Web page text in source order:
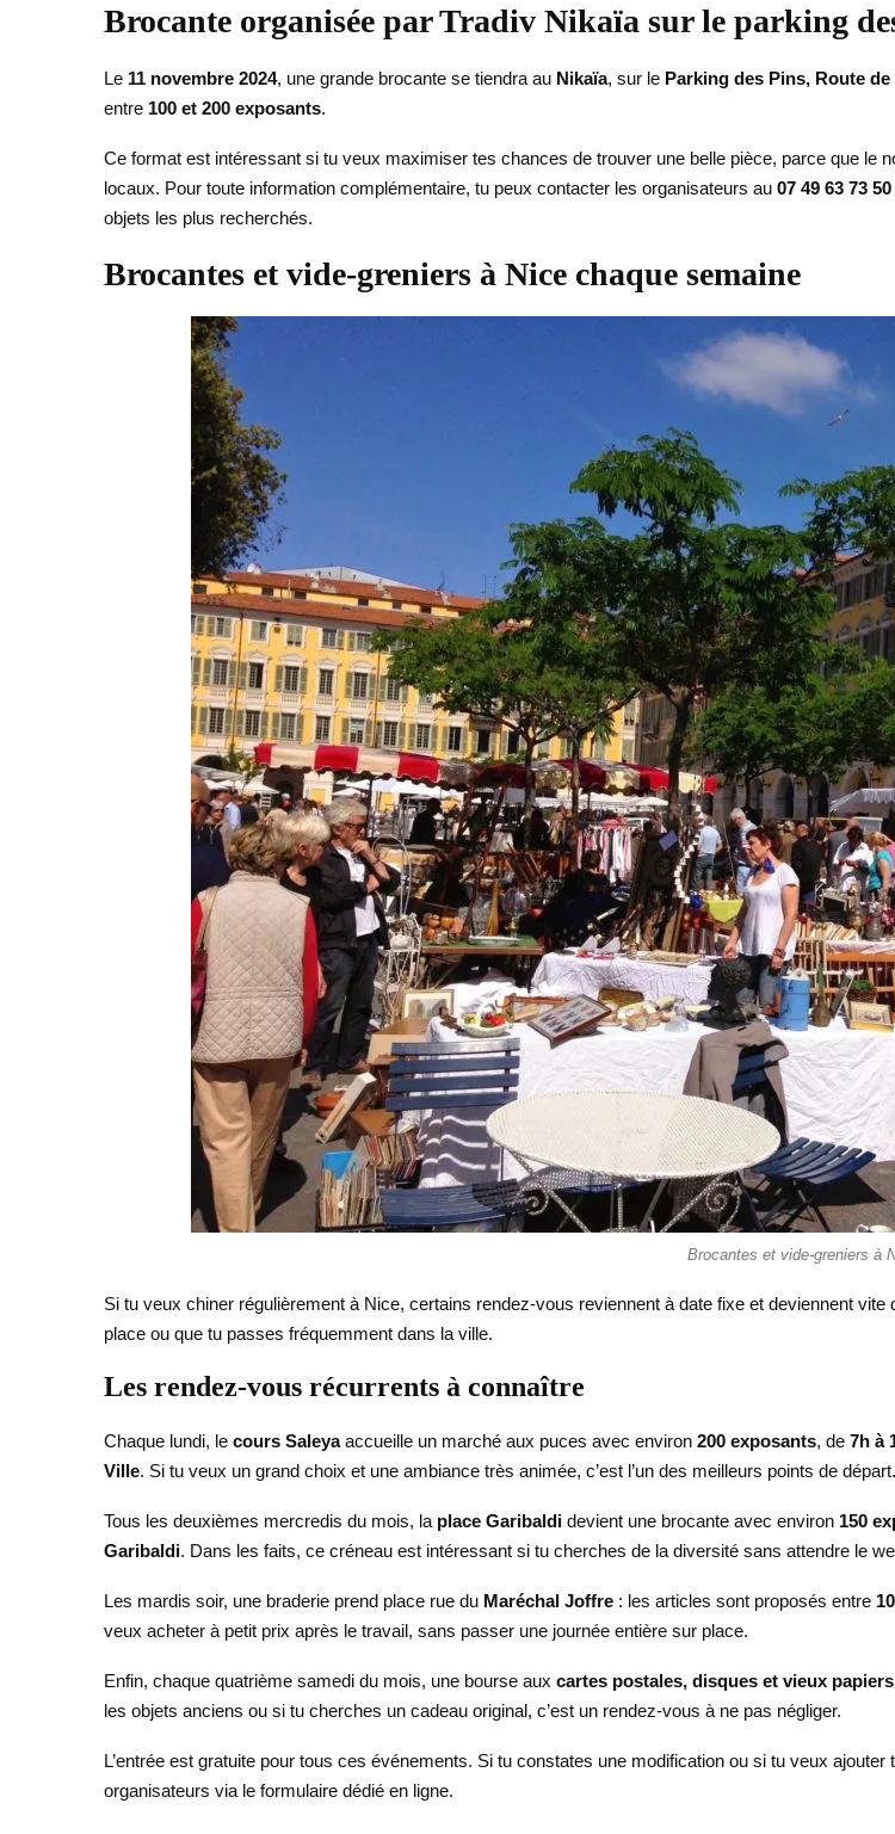
Brocante organisée par Tradiv Nikaïa sur le parking
Le 11 novembre 2024, une grande brocante se tiendra au Nikaïa, sur le Parking des Pins, Route
entre 100 et 200 exposants.
Ce format est intéressant si tu veux maximiser tes chances de trouver une belle pièce, parce que le
locaux. Pour toute information complémentaire, tu peux contacter les organisateurs au 07 49 63 73 50
objets les plus recherchés.
Brocantes et vide-greniers à Nice chaque semaine
Brocantes et vide-greniers à
Si tu veux chiner régulièrement à Nice, certains rendez-vous reviennent à date fixe et deviennent
place ou que tu passes fréquemment dans la ville.
Les rendez-vous récurrents à connaître
Chaque lundi, le cours Saleyaaccueille un marché aux puces avec environ 200 exposants, de 7h à
Ville. Si tu veux un grand choix et une ambiance très animée, c’est l’un des meilleurs points de départ.
Tous les deuxièmes mercredis du mois, la place Garibaldi devient une brocante avec environ 150
Garibaldi. Dans les faits, ce créneau est intéressant si tu cherches de la diversité sans attendre le
Les mardis soir, une braderie prend place rue du Maréchal Joffre : les articles sont proposés entre
veux acheter à petit prix après le travail, sans passer une journée entière sur place.
Enfin, chaque quatrième samedi du mois, une bourse aux cartes postales, disques et vieux papiers
les objets anciens ou si tu cherches un cadeau original, c’est un rendez-vous à ne pas négliger.
L’entrée est gratuite pour tous ces événements. Si tu constates une modification ou si tu veux
organisateurs via le formulaire dédié en ligne.